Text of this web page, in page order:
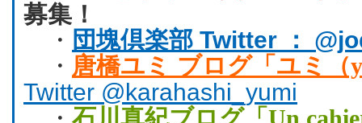
募集！
・ 団塊倶楽部 Twitter ：
・ 唐橋ユミ ブログ「ユミ（
Twitter @karahashi_yumi
・